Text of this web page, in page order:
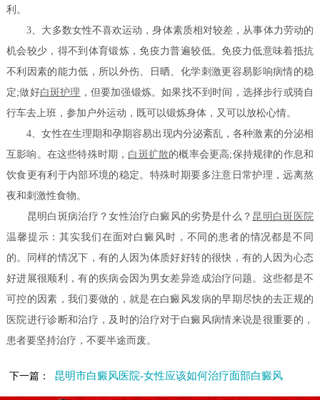
利。
3、大多数女性不喜欢运动，身体素质相对较差，从事体力劳动的
机会较少，得不到体育锻炼，免疫力普遍较低。免疫力低意味着抵抗
不利因素的能力低，所以外伤、日晒、化学刺激更容易影响病情的稳
定;做好白斑护理 ，但要加强锻炼。如果找不到时间，选择步行或骑自
行车去上班，参加户外运动，既可以锻炼身体，又可以放松心情。
4、女性在生理期和孕期容易出现内分泌紊乱，各种激素的分泌相
互影响。在这些特殊时期， 白斑扩散的概率会更高;保持规律的作息和
饮食更有利于内部环境的稳定。特殊时期要多注意日常护理，远离熬
夜和刺激性食物。
昆明白斑病治疗？女性治疗白癜风的劣势是什么？ 昆明白斑医院
温馨提示：其实我们在面对白癜风时，不同的患者的情况都是不同
的。同样的情况下，有的人因为体质好好转的很快，有的人因为心态
好进展很顺利，有的疾病会因为男女差异造成治疗问题。这些都是不
可控的因素，我们要做的，就是在白癜风发病的早期尽快的去正规的
医院进行诊断和治疗，及时的治疗对于白癜风病情来说是很重要的，
患者要坚持治疗，不要半途而废。
下一篇： 昆明市白癜风医院-女性应该如何治疗面部白癜风